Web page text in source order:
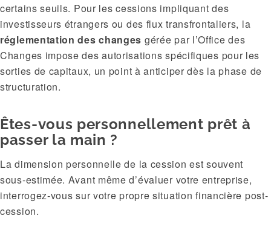
certains seuils. Pour les cessions impliquant des
investisseurs étrangers ou des flux transfrontaliers, la
réglementation des changes gérée par l’Office des
Changes impose des autorisations spécifiques pour les
sorties de capitaux, un point à anticiper dès la phase de
structuration.
Êtes-vous personnellement prêt à
passer la main ?
La dimension personnelle de la cession est souvent
sous-estimée. Avant même d’évaluer votre entreprise,
interrogez-vous sur votre propre situation financière post-
cession.